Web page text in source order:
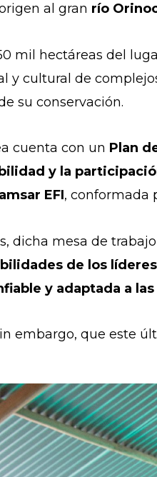
al gran río
mil hectáreas del
y cultural de
su conservación.
cuenta con un Plan
y la
EFI, conformada
dicha mesa de
de los
y adaptada a
embargo, que este